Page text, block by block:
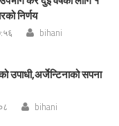
निर्णय
bihani
उपाधी,अर्जेन्टिनाको सपना
bihani